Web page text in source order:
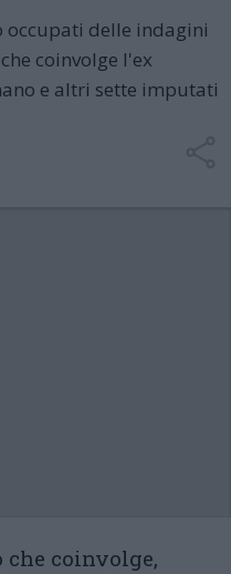
occupati delle indagini
coinvolge l'ex
e altri sette imputati
coinvolge,